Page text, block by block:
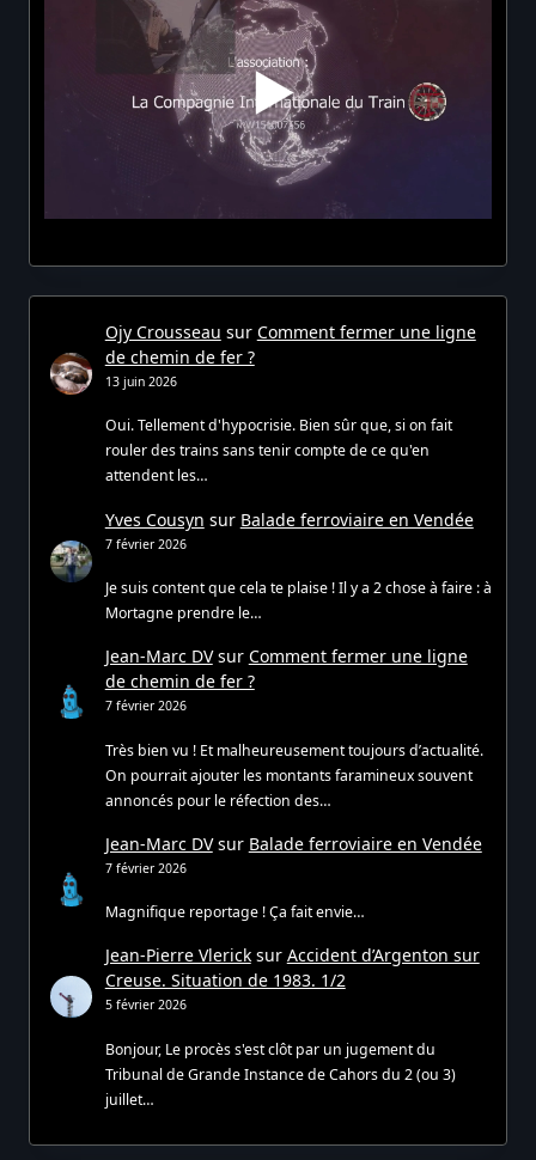
Ojy Crousseau sur Comment fermer une ligne
de chemin de fer ?
13 juin 2026
Oui. Tellement d'hypocrisie. Bien sûr que, si on fait
rouler des trains sans tenir compte de ce qu'en
attendent les…
Yves Cousyn sur Balade ferroviaire en Vendée
7 février 2026
Je suis content que cela te plaise ! Il y a 2 chose à faire : à
Mortagne prendre le…
Jean-Marc DVsur Comment fermer une ligne
de chemin de fer ?
7 février 2026
Très bien vu ! Et malheureusement toujours d’actualité.
On pourrait ajouter les montants faramineux souvent
annoncés pour le réfection des…
Jean-Marc DVsur Balade ferroviaire en Vendée
7 février 2026
Magnifique reportage ! Ça fait envie…
Jean-Pierre Vlericksur Accident d’Argenton sur
Creuse. Situation de 1983. 1/2
5 février 2026
Bonjour, Le procès s'est clôt par un jugement du
Tribunal de Grande Instance de Cahors du 2 (ou 3)
juillet…